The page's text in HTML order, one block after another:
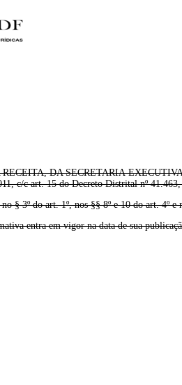
DA SECRETARIA
c/c art. 15 do Decreto Distrital nº
§ 3º do art. 1º, nos §§ 8º e 10 do art. 4º
entra em vigor na data de sua